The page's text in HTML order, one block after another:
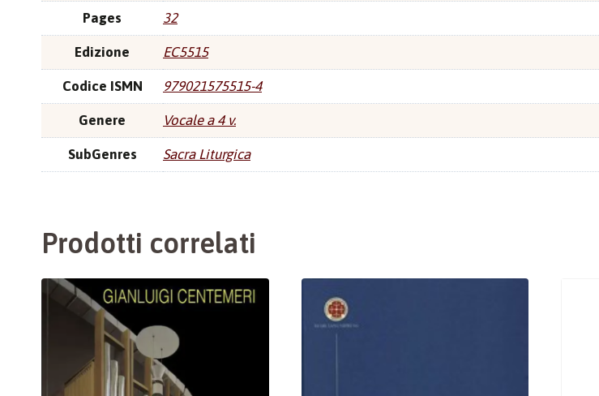
Pages 32
Edizione EC5515
Codice ISMN 979021575515-4
Genere Vocale a 4 v.
SubGenres Sacra Liturgica
Prodotti correlati